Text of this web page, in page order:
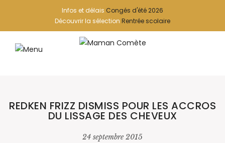
Infos et délais Congés d'été 2026
Découvrir la sélection Rentrée scolaire
REDKEN FRIZZ DISMISS POUR LES ACCROS
DU LISSAGE DES CHEVEUX
24 septembre 2015